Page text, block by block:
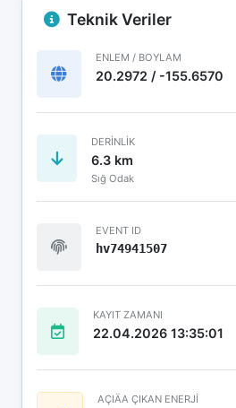
Teknik Veriler
ENLEM / BOYLAM
20.2972 / -155.6570
DERINLIK
6.3 km
Sığ Odak
EVENT ID
hv74941507
KAYIT ZAMANI
22.04.2026 13:35:01
AÇIÄA ÇIKAN ENERJİ